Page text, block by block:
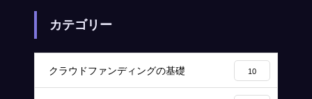
カテゴリー
クラウドファンディングの基礎 10